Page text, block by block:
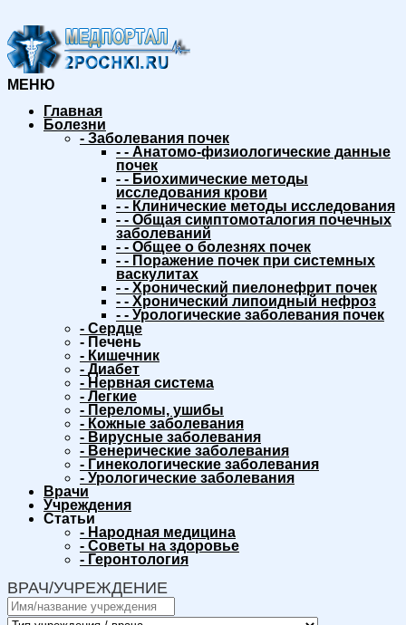
МЕНЮ
Главная
Болезни
- Заболевания почек
- - Анатомо-физиологические данные
почек
- - Биохимические методы
исследования крови
- - Клинические методы исследования
- - Общая симптомоталогия почечных
заболеваний
- - Общее о болезнях почек
- - Поражение почек при системных
васкулитах
- - Хронический пиелонефрит почек
- - Хронический липоидный нефроз
- - Урологические заболевания почек
- Сердце
- Печень
- Кишечник
- Диабет
- Нервная система
- Легкие
- Переломы, ушибы
- Кожные заболевания
- Вирусные заболевания
- Венерические заболевания
- Гинекологические заболевания
- Урологические заболевания
Врачи
Учреждения
Статьи
- Народная медицина
- Советы на здоровье
- Геронтология
ВРАЧ/УЧРЕЖДЕНИЕ